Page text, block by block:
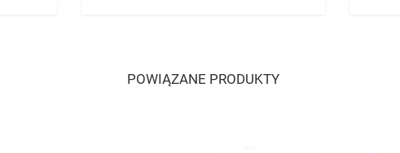
POWIĄZANE PRODUKTY